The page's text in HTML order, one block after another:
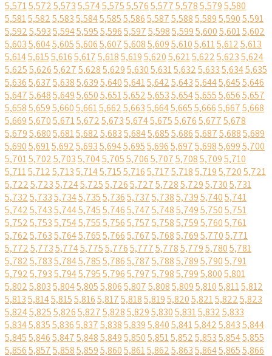
5,5715,5725,5735,5745,5755,5765,5775,5785,5795,580
5,5815,5825,5835,5845,5855,5865,5875,5885,5895,5905,591
5,5925,5935,5945,5955,5965,5975,5985,5995,6005,6015,602
5,6035,6045,6055,6065,6075,6085,6095,6105,6115,6125,613
5,6145,6155,6165,6175,6185,6195,6205,6215,6225,6235,624
5,6255,6265,6275,6285,6295,6305,6315,6325,6335,6345,635
5,6365,6375,6385,6395,6405,6415,6425,6435,6445,6455,646
5,6475,6485,6495,6505,6515,6525,6535,6545,6555,6565,657
5,6585,6595,6605,6615,6625,6635,6645,6655,6665,6675,668
5,6695,6705,6715,6725,6735,6745,6755,6765,6775,678
5,6795,6805,6815,6825,6835,6845,6855,6865,6875,6885,689
5,6905,6915,6925,6935,6945,6955,6965,6975,6985,6995,700
5,7015,7025,7035,7045,7055,7065,7075,7085,7095,710
5,7115,7125,7135,7145,7155,7165,7175,7185,7195,7205,721
5,7225,7235,7245,7255,7265,7275,7285,7295,7305,731
5,7325,7335,7345,7355,7365,7375,7385,7395,7405,741
5,7425,7435,7445,7455,7465,7475,7485,7495,7505,751
5,7525,7535,7545,7555,7565,7575,7585,7595,7605,761
5,7625,7635,7645,7655,7665,7675,7685,7695,7705,771
5,7725,7735,7745,7755,7765,7775,7785,7795,7805,781
5,7825,7835,7845,7855,7865,7875,7885,7895,7905,791
5,7925,7935,7945,7955,7965,7975,7985,7995,8005,801
5,8025,8035,8045,8055,8065,8075,8085,8095,8105,8115,812
5,8135,8145,8155,8165,8175,8185,8195,8205,8215,8225,823
5,8245,8255,8265,8275,8285,8295,8305,8315,8325,833
5,8345,8355,8365,8375,8385,8395,8405,8415,8425,8435,844
5,8455,8465,8475,8485,8495,8505,8515,8525,8535,8545,855
5,8565,8575,8585,8595,8605,8615,8625,8635,8645,8655,866